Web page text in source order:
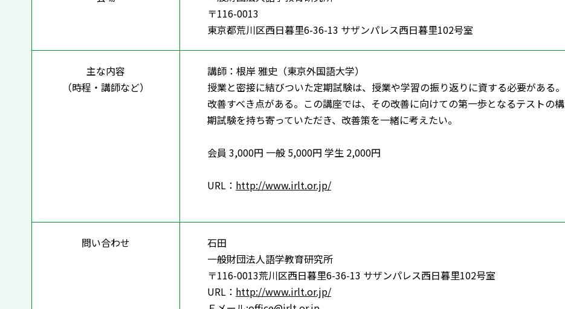
〒116-0013
東京都荒川区西日暮里6-36-13 サザンパレス西日暮里102号室
主な内容
（時程・講師など）
講師：根岸 雅史（東京外国語大学）
授業と密接に結びついた定期試験は、授業や学習の振り返りに資する必要がある
改善すべき点がある。この講座では、その改善に向けての第一歩となるテストの
期試験を持ち寄っていただき、改善策を一緒に考えたい。
会員 3,000円 一般 5,000円 学生 2,000円
URL： http://www.irlt.or.jp/
問い合わせ
石田
一般財団法人語学教育研究所
〒116-0013荒川区西日暮里6-36-13 サザンパレス西日暮里102号室
URL： http://www.irlt.or.jp/